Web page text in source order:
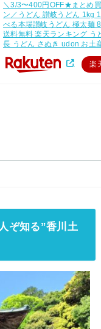
＼3/3〜400円OFF★まとめ
ン／うどん 讃岐うどん 1kg
べる本場讃岐うどん 極太麺
送料無料 楽天ランキング う
長 うどん さぬき udon お土
楽
ぞ知る”香川土